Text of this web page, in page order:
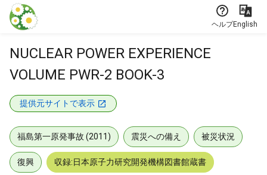
本文に飛ぶ
ヘルプEnglish
NUCLEAR POWER EXPERIENCE
VOLUME PWR-2 BOOK-3
提供元サイトで表示
福島第一原発事故 (2011) 震災への備え 被災状況
復興 収録:日本原子力研究開発機構図書館蔵書